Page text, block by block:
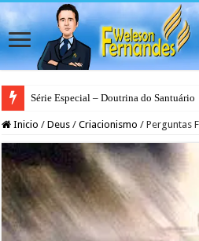
Série Especial – Doutrina do Santuário
Inicio / Deus / Criacionismo / Perguntas